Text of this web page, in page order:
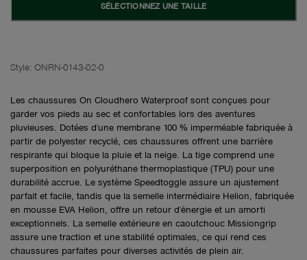
SÉLECTIONNEZ UNE TAILLE
Style: ONRN-0143-02-0
Les chaussures On Cloudhero Waterproof sont conçues pour
garder vos pieds au sec et confortables lors des aventures
pluvieuses. Dotées d'une membrane 100 % imperméable fabriquée à
partir de polyester recyclé, ces chaussures offrent une barrière
respirante qui bloque la pluie et la neige. La tige comprend une
superposition en polyuréthane thermoplastique (TPU) pour une
durabilité accrue. Le système Speedtoggle assure un ajustement
parfait et facile, tandis que la semelle intermédiaire Helion, fabriquée
en mousse EVA Helion, offre un retour d'énergie et un amorti
exceptionnels. La semelle extérieure en caoutchouc Missiongrip
assure une traction et une stabilité optimales, ce qui rend ces
chaussures parfaites pour diverses activités de plein air.